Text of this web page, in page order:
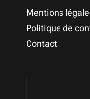
Mentions
Politique de
Contact